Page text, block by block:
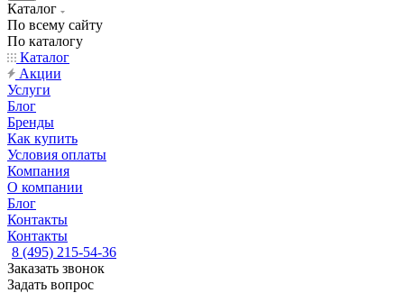
Каталог
По всему сайту
По каталогу
Каталог
Акции
Услуги
Блог
Бренды
Как купить
Условия оплаты
Компания
О компании
Блог
Контакты
Контакты
8 (495) 215-54-36
Заказать звонок
Задать вопрос